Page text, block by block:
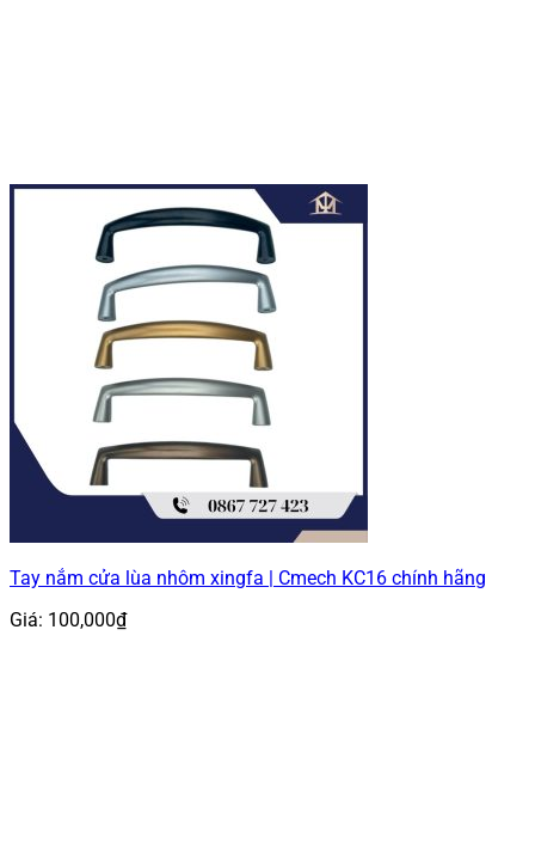
Tay nắm cửa lùa nhôm xingfa | Cmech KC16 chính hãng
Giá: 100,000₫